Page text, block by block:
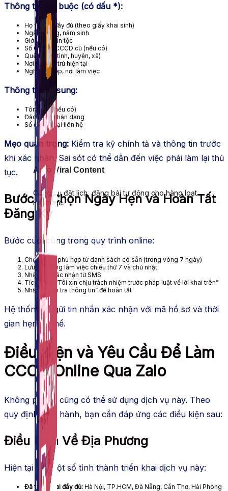
Auto Viral Content
Công cụ đặt lịch, đăng bài tự động cho hàng loạt
Fanpage.
Thông tin bắt buộc (có dấu *):
Họ và tên đầy đủ (theo giấy khai sinh)
Ngày, tháng, năm sinh
Giới tính, dân tộc
Số CMND/CCCD cũ (nếu có)
Quê quán (tỉnh, huyện, xã)
Nơi thường trú hiện tại
Nghề nghiệp, nơi làm việc
Thông tin bổ sung:
Tôn giáo (nếu có)
Đặc điểm nhận dạng
Số điện thoại liên hệ
Mẹo quan trọng: Kiểm tra kỹ chính tả và thông tin trước
khi xác nhận. Sai sót có thể dẫn đến việc phải làm lại thủ
tục.
Bước 7: Chọn Ngày Hẹn và Hoàn Tất
Đăng Ký
Bước cuối cùng trong quy trình online:
Chọn ngày phù hợp từ danh sách có sẵn (trong vòng 7 ngày)
Lưu ý: Không làm việc chiều thứ 7 và chủ nhật
Nhập mã xác nhận từ SMS
Tích chọn “Tôi xin chịu trách nhiệm trước pháp luật về lời khai trên”
Nhấn “Kiểm tra thông tin” để hoàn tất
Hệ thống sẽ gửi tin nhắn xác nhận với mã hồ sơ và thời
gian hẹn cụ thể.
Điều Kiện và Yêu Cầu Để Làm
CCCD Online Qua Zalo
Không phải ai cũng có thể sử dụng dịch vụ này. Theo
quy định hiện hành, bạn cần đáp ứng các điều kiện sau:
Điều Kiện Về Địa Phương
Hiện tại chỉ một số tỉnh thành triển khai dịch vụ này:
Đã triển khai đầy đủ: Hà Nội, TP.HCM, Đà Nẵng, Cần Thơ, Hải Phòng